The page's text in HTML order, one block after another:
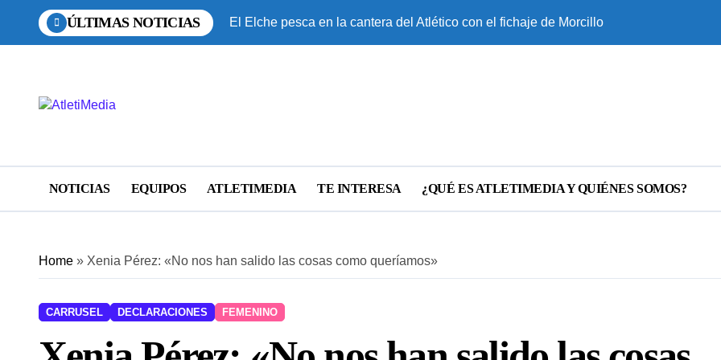
contenido
ÚLTIMAS NOTICIAS El Elche pesca en la cantera del Atlético con el fichaje de Morcillo ¿Cuánto sabes
NOTICIAS EQUIPOS ATLETIMEDIA TE INTERESA ¿QUÉ ES ATLETIMEDIA Y QUIÉNES SOMOS?
Home » Xenia Pérez: «No nos han salido las cosas como queríamos»
CARRUSEL DECLARACIONES FEMENINO